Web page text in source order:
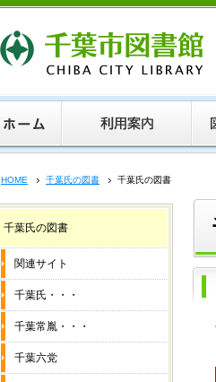
HOME 千葉氏の図書 千葉氏の図書
千葉氏の図書
関連サイト
千葉氏・・・
千葉常胤・・・
千葉六党